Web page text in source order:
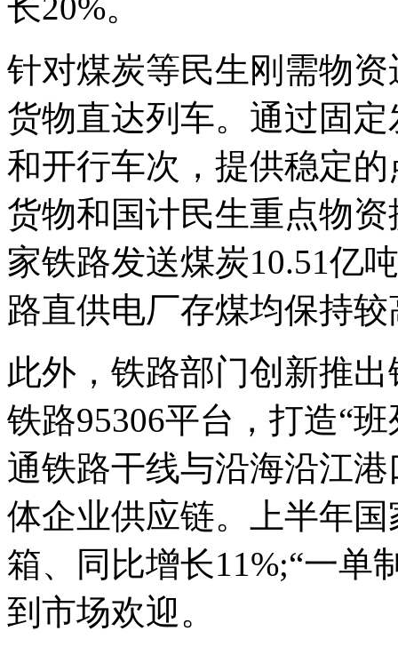
针对煤炭等民生刚需物
货物直达列车。通过固
和开行车次，提供稳定
货物和国计民生重点物
家铁路发送煤炭10.51亿
路直供电厂存煤均保持
此外，铁路部门创新推
铁路95306平台，打造“
通铁路干线与沿海沿江
体企业供应链。上半年
箱、同比增长11%;“一单
到市场欢迎。